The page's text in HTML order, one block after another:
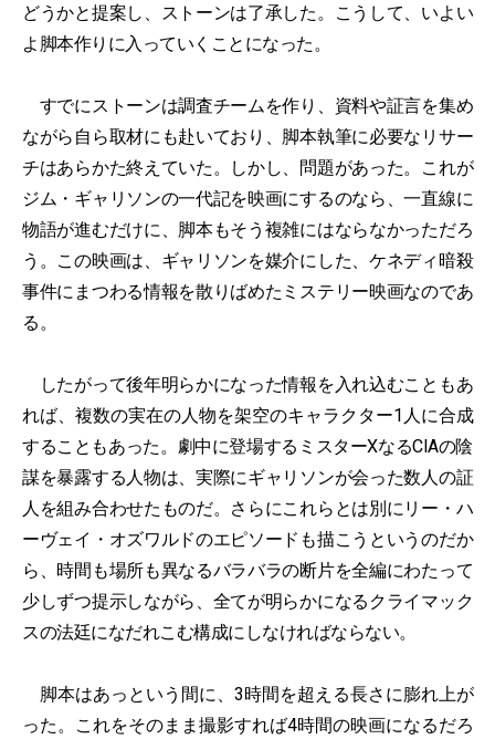
どうかと提案し、ストーンは了承した。こうして、いよい
よ脚本作りに入っていくことになった。
すでにストーンは調査チームを作り、資料や証言を集め
ながら自ら取材にも赴いており、脚本執筆に必要なリサー
チはあらかた終えていた。しかし、問題があった。これが
ジム・ギャリソンの一代記を映画にするのなら、一直線に
物語が進むだけに、脚本もそう複雑にはならなかっただろ
う。この映画は、ギャリソンを媒介にした、ケネディ暗殺
事件にまつわる情報を散りばめたミステリー映画なのであ
る。
したがって後年明らかになった情報を入れ込むこともあ
れば、複数の実在の人物を架空のキャラクター1人に合成
することもあった。劇中に登場するミスターXなるCIAの陰
謀を暴露する人物は、実際にギャリソンが会った数人の証
人を組み合わせたものだ。さらにこれらとは別にリー・ハ
ーヴェイ・オズワルドのエピソードも描こうというのだか
ら、時間も場所も異なるバラバラの断片を全編にわたって
少しずつ提示しながら、全てが明らかになるクライマック
スの法廷になだれこむ構成にしなければならない。
脚本はあっという間に、3時間を超える長さに膨れ上が
った。これをそのまま撮影すれば4時間の映画になるだろ